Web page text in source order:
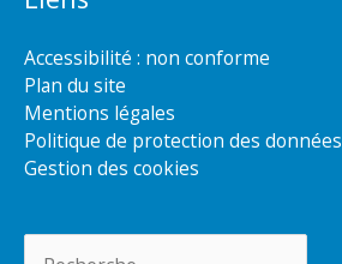
Accessibilité : non conforme
Plan du site
Mentions légales
Politique de protection des données
Gestion des cookies